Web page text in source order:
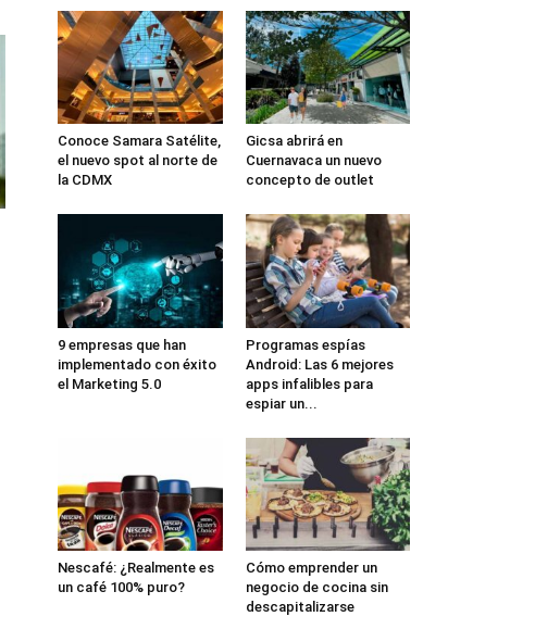
Conoce Samara Satélite,
el nuevo spot al norte de
la CDMX
Gicsa abrirá en
Cuernavaca un nuevo
concepto de outlet
9 empresas que han
implementado con éxito
el Marketing 5.0
Programas espías
Android: Las 6 mejores
apps infalibles para
espiar un...
Nescafé: ¿Realmente es
un café 100% puro?
Cómo emprender un
negocio de cocina sin
descapitalizarse